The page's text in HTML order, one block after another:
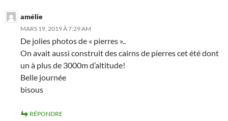
amélie
MARS 19, 2019 À 7:29 AM
De jolies photos de « pierres »..
On avait aussi construit des cairns de pierres cet été dont
un à plus de 3000m d’altitude!
Belle journée
bisous
RÉPONDRE